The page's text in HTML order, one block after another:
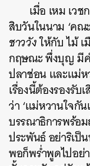
เมื่อ เหม เว
สิบวันในนาม ‘คณ
ชาววังให้กับ ไม้
กฤษณะ พึ่งบุญ มีค
ปลาช่อน และแม่ห
เรื่องนี้ต้องรองรับ
ว่า ‘แม่หวานใจกั
บรรณาธิการพร้อ
ประพันธ์ อย่าริเป็
พอก็พร่ำพูดไปอย่